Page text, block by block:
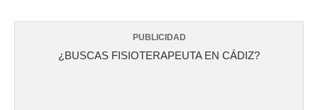
PUBLICIDAD
¿BUSCAS FISIOTERAPEUTA EN CÁDIZ?